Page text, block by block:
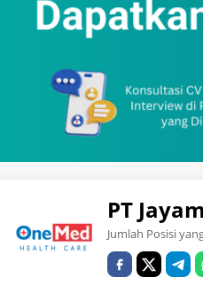
PT
Jumlah Posisi